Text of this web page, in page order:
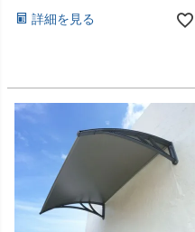
詳細を見る